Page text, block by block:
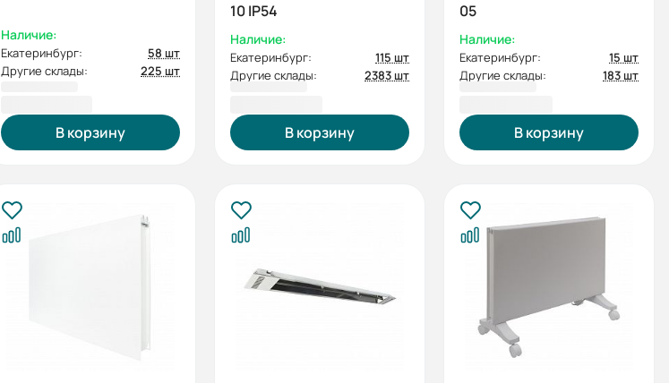
Наличие:
Екатеринбург:
58 шт
Другие склады:
225 шт
В корзину
10 IP54
Наличие:
Екатеринбург:
115 шт
Другие склады:
2383 шт
В корзину
05
Наличие:
Екатеринбург:
15 шт
Другие склады:
183 шт
В корзину